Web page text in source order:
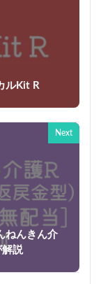
ルKit R
Next
ねんきん介
解説